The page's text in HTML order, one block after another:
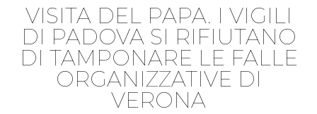
VISITA DEL PAPA. I VIGILI
DI PADOVA SI RIFIUTANO
DI TAMPONARE LE FALLE
ORGANIZZATIVE DI
VERONA